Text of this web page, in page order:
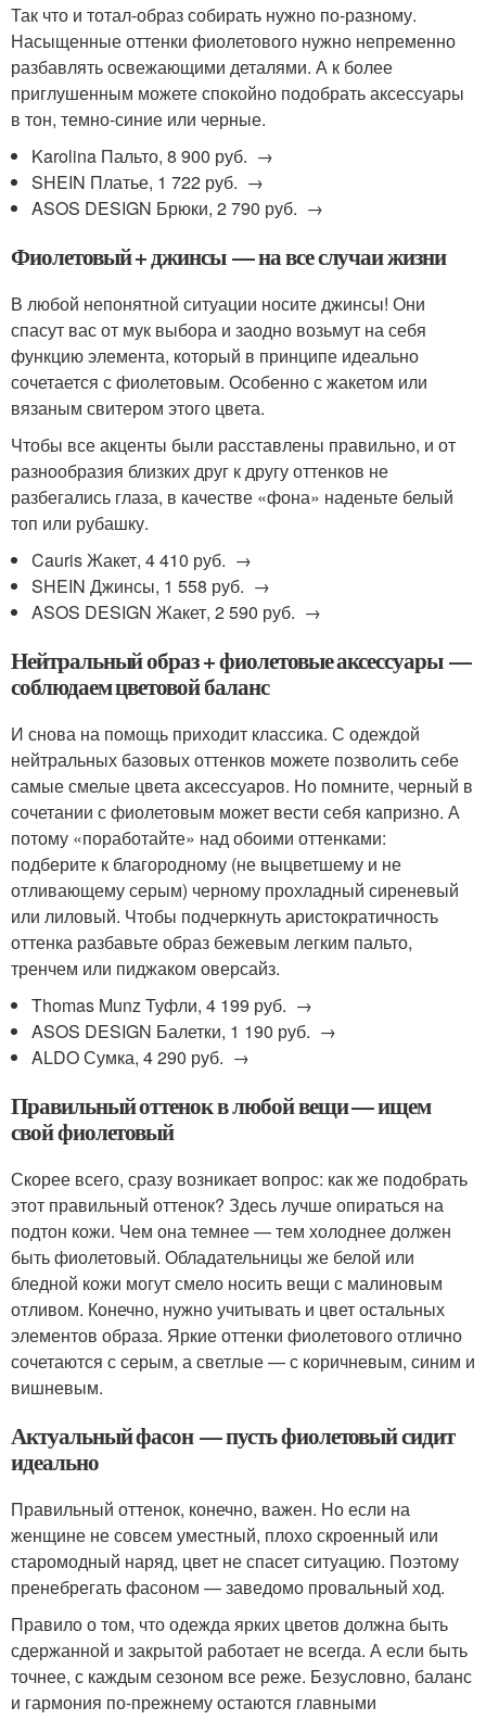
Так что и тотал-образ собирать нужно по-разному.
Насыщенные оттенки фиолетового нужно непременно
разбавлять освежающими деталями. А к более
приглушенным можете спокойно подобрать аксессуары
в тон, темно-синие или черные.
Karolina Пальто, 8 900 руб. →
SHEIN Платье, 1 722 руб. →
ASOS DESIGN Брюки, 2 790 руб. →
Фиолетовый + джинсы — на все случаи жизни
В любой непонятной ситуации носите джинсы! Они
спасут вас от мук выбора и заодно возьмут на себя
функцию элемента, который в принципе идеально
сочетается с фиолетовым. Особенно с жакетом или
вязаным свитером этого цвета.
Чтобы все акценты были расставлены правильно, и от
разнообразия близких друг к другу оттенков не
разбегались глаза, в качестве «фона» наденьте белый
топ или рубашку.
Cauris Жакет, 4 410 руб. →
SHEIN Джинсы, 1 558 руб. →
ASOS DESIGN Жакет, 2 590 руб. →
Нейтральный образ + фиолетовые аксессуары —
соблюдаем цветовой баланс
И снова на помощь приходит классика. С одеждой
нейтральных базовых оттенков можете позволить себе
самые смелые цвета аксессуаров. Но помните, черный в
сочетании с фиолетовым может вести себя капризно. А
потому «поработайте» над обоими оттенками:
подберите к благородному (не выцветшему и не
отливающему серым) черному прохладный сиреневый
или лиловый. Чтобы подчеркнуть аристократичность
оттенка разбавьте образ бежевым легким пальто,
тренчем или пиджаком оверсайз.
Thomas Munz Туфли, 4 199 руб. →
ASOS DESIGN Балетки, 1 190 руб. →
ALDO Сумка, 4 290 руб. →
Правильный оттенок в любой вещи — ищем
свой фиолетовый
Скорее всего, сразу возникает вопрос: как же подобрать
этот правильный оттенок? Здесь лучше опираться на
подтон кожи. Чем она темнее — тем холоднее должен
быть фиолетовый. Обладательницы же белой или
бледной кожи могут смело носить вещи с малиновым
отливом. Конечно, нужно учитывать и цвет остальных
элементов образа. Яркие оттенки фиолетового отлично
сочетаются с серым, а светлые — с коричневым, синим и
вишневым.
Актуальный фасон — пусть фиолетовый сидит
идеально
Правильный оттенок, конечно, важен. Но если на
женщине не совсем уместный, плохо скроенный или
старомодный наряд, цвет не спасет ситуацию. Поэтому
пренебрегать фасоном — заведомо провальный ход.
Правило о том, что одежда ярких цветов должна быть
сдержанной и закрытой работает не всегда. А если быть
точнее, с каждым сезоном все реже. Безусловно, баланс
и гармония по-прежнему остаются главными